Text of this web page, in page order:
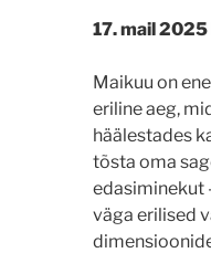
17. mail 2025
Maikuu on
eriline aeg,
häälestades
tõsta oma
edasiminekut
väga erilised